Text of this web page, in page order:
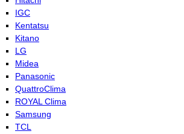
IGC
Kentatsu
Kitano
LG
Midea
Panasonic
QuattroClima
ROYAL Clima
Samsung
TCL